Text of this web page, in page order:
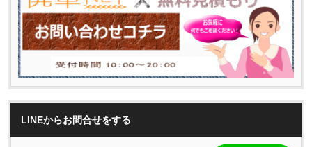
LINEからお問合せをする